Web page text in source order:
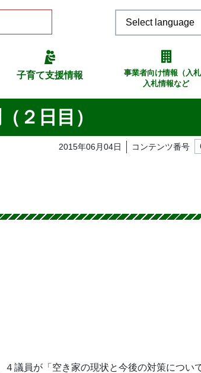
Select language
子育て支援情報
事業者向け情報（入札
入札情報など
２日目）
2015年06月04日 コンテンツ番号
議員が「空き家の現状と今後の対策につい